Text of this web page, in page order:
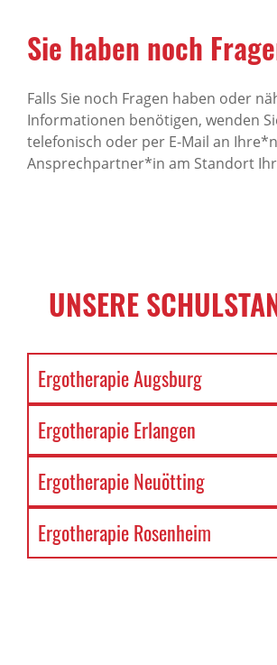
Sie haben noch
Falls Sie noch Fragen haben oder
Informationen benötigen, wenden
telefonisch oder per E-Mail an Ihre*n
Ansprechpartner*in am Standort
UNSERE
Ergotherapie Augsburg
Ergotherapie Erlangen
Ergotherapie Neuötting
Ergotherapie Rosenheim